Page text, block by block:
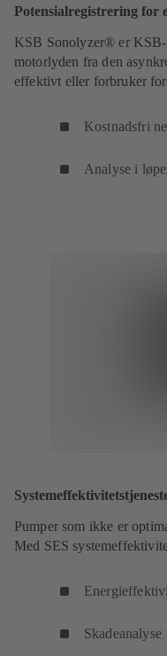
Potensialregistrering for
KSB Sonolyzer® er KSB-
motorlyden fra den
effektivt eller forbruker
Kostnadsfri
Analyse i
Pumper som ikke er
Med SES
Skadeanalyse